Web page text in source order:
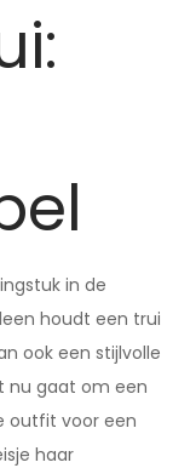
in de
houdt een trui
ook een stijlvolle
nu gaat om een
outfit voor een
haar